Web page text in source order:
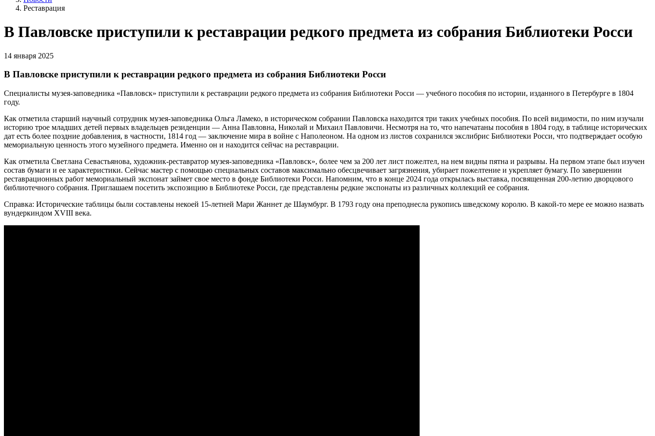
Реставрация
В Павловске приступили к реставрации редкого предмета из собрания Библиотеки Росси
14 января 2025
В Павловске приступили к реставрации редкого предмета из собрания Библиотеки Росси
Специалисты музея-заповедника «Павловск» приступили к реставрации редкого предмета из собрания Библиотеки Росси — учебного пособия по истории, изданного в Петербурге в 1804
году.
Как отметила старший научный сотрудник музея-заповедника Ольга Ламеко, в историческом собрании Павловска находится три таких учебных пособия. По всей видимости, по ним изучали
историю трое младших детей первых владельцев резиденции — Анна Павловна, Николай и Михаил Павловичи. Несмотря на то, что напечатаны пособия в 1804 году, в таблице исторических
дат есть более поздние добавления, в частности, 1814 год — заключение мира в войне с Наполеоном. На одном из листов сохранился экслибрис Библиотеки Росси, что подтверждает особую
мемориальную ценность этого музейного предмета. Именно он и находится сейчас на реставрации.
Как отметила Светлана Севастьянова, художник-реставратор музея-заповедника «Павловск», более чем за 200 лет лист пожелтел, на нем видны пятна и разрывы. На первом этапе был изучен
состав бумаги и ее характеристики. Сейчас мастер с помощью специальных составов максимально обесцвечивает загрязнения, убирает пожелтение и укрепляет бумагу. По завершении
реставрационных работ мемориальный экспонат займет свое место в фонде Библиотеки Росси. Напомним, что в конце 2024 года открылась выставка, посвященная 200-летию дворцового
библиотечного собрания. Приглашаем посетить экспозицию в Библиотеке Росси, где представлены редкие экспонаты из различных коллекций ее собрания.
Справка: Исторические таблицы были составлены некоей 15-летней Мари Жаннет де Шаумбург. В 1793 году она преподнесла рукопись шведскому королю. В какой-то мере ее можно назвать
вундеркиндом XVIII века.